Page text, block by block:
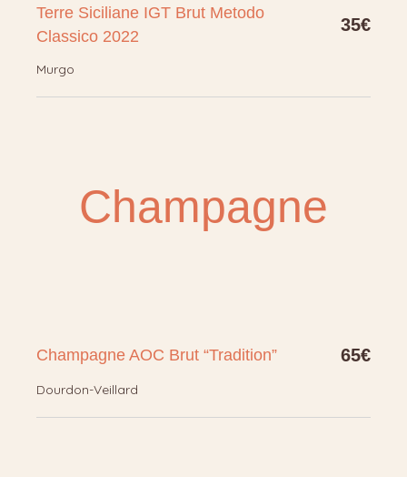
Terre Siciliane IGT Brut Metodo
Classico 2022
35€
Murgo
Champagne
Champagne AOC Brut “Tradition” 65€
Dourdon-Veillard